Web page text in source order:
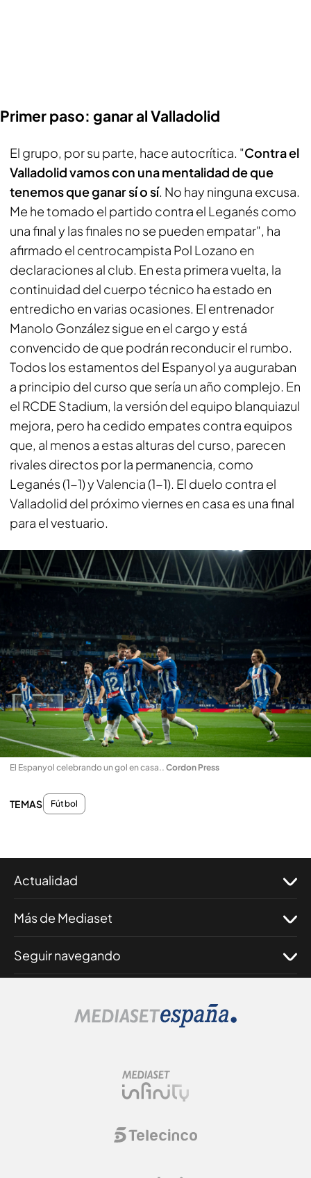
Primer paso: ganar al Valladolid
El grupo, por su parte, hace autocrítica. "Contra el
Valladolid vamos con una mentalidad de que
tenemos que ganar sí o sí. No hay ninguna excusa.
Me he tomado el partido contra el Leganés como
una final y las finales no se pueden empatar", ha
afirmado el centrocampista Pol Lozano en
declaraciones al club. En esta primera vuelta, la
continuidad del cuerpo técnico ha estado en
entredicho en varias ocasiones. El entrenador
Manolo González sigue en el cargo y está
convencido de que podrán reconducir el rumbo.
Todos los estamentos del Espanyol ya auguraban
a principio del curso que sería un año complejo. En
el RCDE Stadium, la versión del equipo blanquiazul
mejora, pero ha cedido empates contra equipos
que, al menos a estas alturas del curso, parecen
rivales directos por la permanencia, como
Leganés (1-1) y Valencia (1-1). El duelo contra el
Valladolid del próximo viernes en casa es una final
para el vestuario.
El Espanyol celebrando un gol en casa.. Cordon Press
TEMAS Fútbol
Actualidad
Más de Mediaset
Seguir navegando